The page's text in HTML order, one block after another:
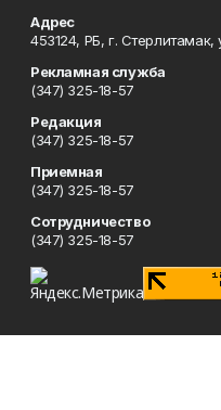
Адрес
453124, РБ, г.
Рекламная служба
(347) 325-18-57
Редакция
(347) 325-18-57
Приемная
(347) 325-18-57
Сотрудничество
(347) 325-18-57